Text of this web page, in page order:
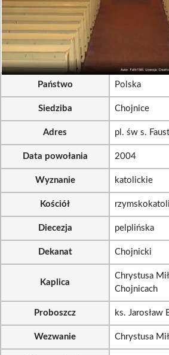
Państwo Polska
Siedziba Chojnice
Adres pl. św s.
Data powołania 2004
Wyznanie katolickie
Kościół
Diecezja pelplińska
Dekanat Chojnicki
Kaplica
Chrystusa
Chojnicach
Proboszcz ks. Jarosław
Wezwanie Chrystusa